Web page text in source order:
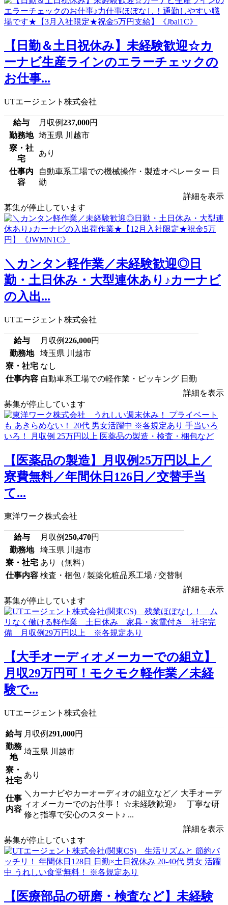
【日勤＆土日祝休み】未経験歓迎☆カ
ーナビ生産ラインのエラーチェックの
お仕事...
UTエージェント株式会社
給与 月収例237,000円
勤務地
埼玉県 川越市
寮・社
宅
あり
仕事内
容
自動車系工場での機械操作・製造オペレーター 日
勤
詳細を表示
募集が停止しています
＼カンタン軽作業／未経験歓迎◎日
勤・土日休み・大型連休あり♪カーナビ
の入出...
UTエージェント株式会社
給与 月収例226,000円
勤務地
埼玉県 川越市
寮・社宅 なし
仕事内容 自動車系工場での軽作業・ピッキング 日勤
詳細を表示
募集が停止しています
【医薬品の製造】月収例25万円以上／
寮費無料／年間休日126日／交替手当
て...
東洋ワーク株式会社
給与 月収例250,470円
勤務地
埼玉県 川越市
寮・社宅 あり（無料）
仕事内容 検査・梱包 / 製薬化粧品系工場 / 交替制
詳細を表示
募集が停止しています
【大手オーディオメーカーでの組立】
月収29万円可！モクモク軽作業／未経
験で...
UTエージェント株式会社
給与 月収例291,000円
勤務
地
埼玉県 川越市
寮・
社宅
あり
仕事
内容
＼カーナビやカーオーディオの組立など／ 大手オーデ
ィオメーカーでのお仕事！ ☆未経験歓迎♪ 丁寧な研
修と指導で安心のスタート♪ ...
詳細を表示
募集が停止しています
【医療部品の研磨・検査など】未経験